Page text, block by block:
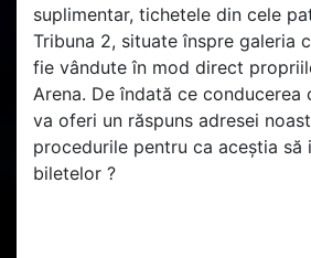
suplimentar, tichetele din cele
Tribuna 2, situate înspre galeria
fie vândute în mod direct
Arena. De îndată ce conducerea
va oferi un răspuns adresei
procedurile pentru ca aceștia să
biletelor ?️